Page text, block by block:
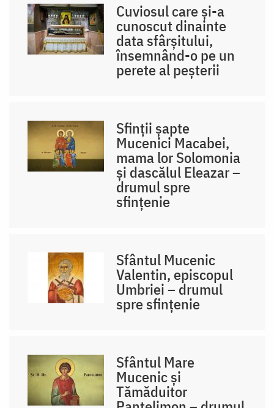
Cuviosul care și-a
cunoscut dinainte
data sfârșitului,
însemnând-o pe un
perete al peșterii
Sfinții șapte
Mucenici Macabei,
mama lor Solomonia
și dascălul Eleazar –
drumul spre
sfințenie
Sfântul Mucenic
Valentin, episcopul
Umbriei – drumul
spre sfințenie
Sfântul Mare
Mucenic și
Tămăduitor